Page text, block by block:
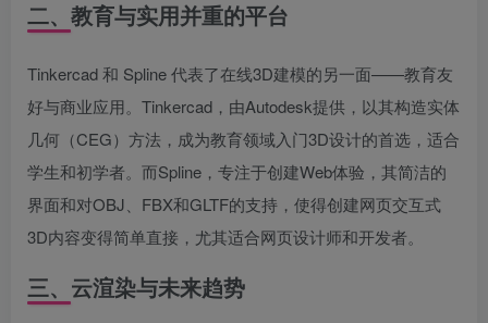
二、教育与实用并重的平台
Tinkercad 和 Spline 代表了在线3D建模的另一面——教育友
好与商业应用。Tinkercad，由Autodesk提供，以其构造实体
几何（CEG）方法，成为教育领域入门3D设计的首选，适合
学生和初学者。而Spline，专注于创建Web体验，其简洁的
界面和对OBJ、FBX和GLTF的支持，使得创建网页交互式
3D内容变得简单直接，尤其适合网页设计师和开发者。
三、云渲染与未来趋势